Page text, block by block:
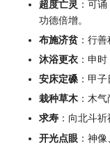
超度亡灵 ：可
功德倍增。
布施济贫 ：行
沐浴更衣 ：申
安床定磉 ：甲
栽种草木 ：木
求寿 ：向北斗
开光点眼 ：神